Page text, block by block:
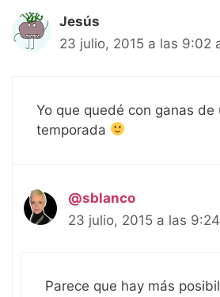
Jesús
23 julio, 2015 a las 9:02
Yo que quedé con ganas de
temporada
@sblanco
23 julio, 2015 a las
Parece que hay más